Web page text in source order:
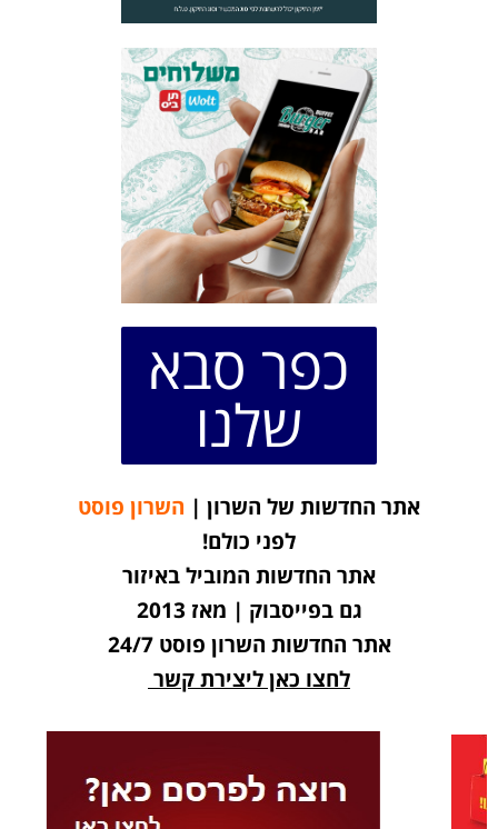
כפר סבא
שלנו
אתר החדשות של השרון | השרון פוסט
לפני כולם!
אתר החדשות המוביל באיזור
גם בפייסבוק | מאז 2013
אתר החדשות השרון פוסט 24/7
לחצו כאן ליצירת קשר